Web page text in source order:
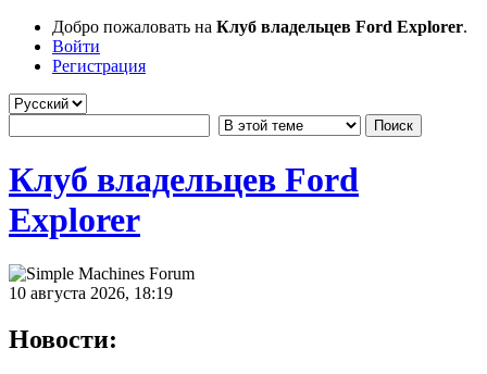
Добро пожаловать на Клуб владельцев Ford Explorer.
Войти
Регистрация
Клуб владельцев Ford
Explorer
10 августа 2026, 18:19
Новости: